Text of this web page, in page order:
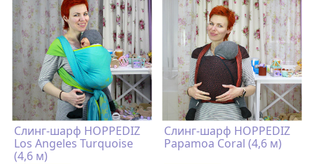
Слинг-шарф HOPPEDIZ
Los Angeles Turquoise
(4,6 м)
Слинг-шарф HOPPEDIZ
Papamoa Coral (4,6 м)